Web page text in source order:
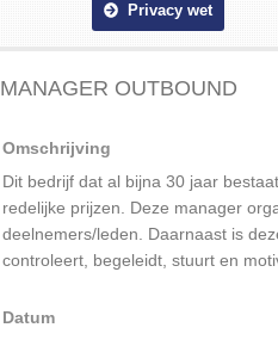
Privacy wet
MANAGER OUTBOUND
Omschrijving
Dit bedrijf dat al bijna 30 jaar
redelijke prijzen. Deze manager
deelnemers/leden. Daarnaast is
controleert, begeleidt, stuurt en
Datum